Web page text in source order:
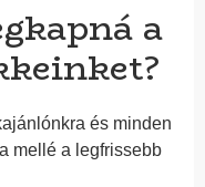
a
és minden
mellé a legfrissebb